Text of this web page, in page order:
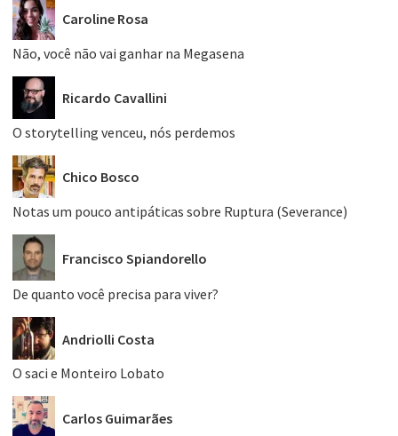
Caroline Rosa
Não, você não vai ganhar na Megasena
Ricardo Cavallini
O storytelling venceu, nós perdemos
Chico Bosco
Notas um pouco antipáticas sobre Ruptura (Severance)
Francisco Spiandorello
De quanto você precisa para viver?
Andriolli Costa
O saci e Monteiro Lobato
Carlos Guimarães